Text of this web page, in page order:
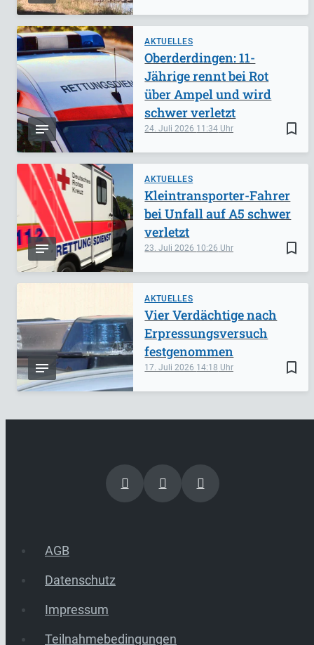
AKTUELLES
bookmark_border
24. Juli 2026 11:34
Oberderdingen: 11-
Jährige rennt bei Rot
über Ampel und wird
schwer verletzt
AKTUELLES
bookmark_border
23. Juli 2026 10:26
Kleintransporter-Fahrer
bei Unfall auf A5 schwer
verletzt
AKTUELLES
bookmark_border
17. Juli 2026 14:18
Vier Verdächtige nach
Erpressungsversuch
festgenommen
AGB
Datenschutz
Impressum
Teilnahmebedingungen